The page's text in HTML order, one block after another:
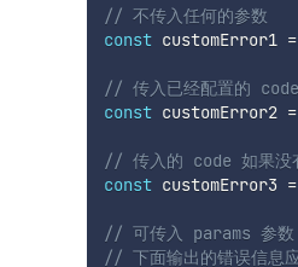
// 不传入任何的参数
const customError1 =
// 传入已经配置的
const customError2 =
// 传入的 code 如果没
const customError3 =
// 可传入 params 参数
// 下面输出的错误信